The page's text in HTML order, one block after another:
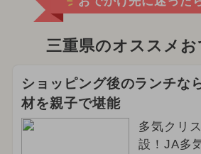
2024年9月のイベント
2025年10月のイベント
2025年4月のイベント
2026年3月のイベント
2026年2月のイベント
三重県のオススメお
ショッピング後のランチな
材を親子で堪能
多気クリ
設！JA多